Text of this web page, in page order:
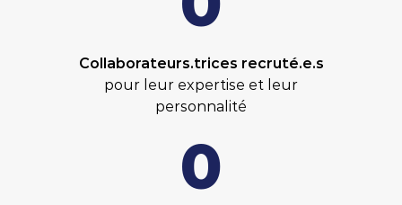
NOUS CONTACTER
Collaborateurs.trices recruté.e.s
pour leur expertise et leur
personnalité
0